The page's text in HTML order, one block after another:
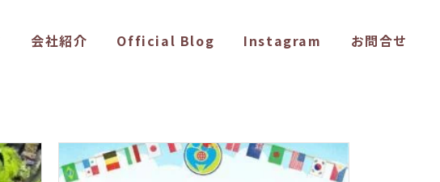
会社紹介 Official Blog Instagram お問合せ